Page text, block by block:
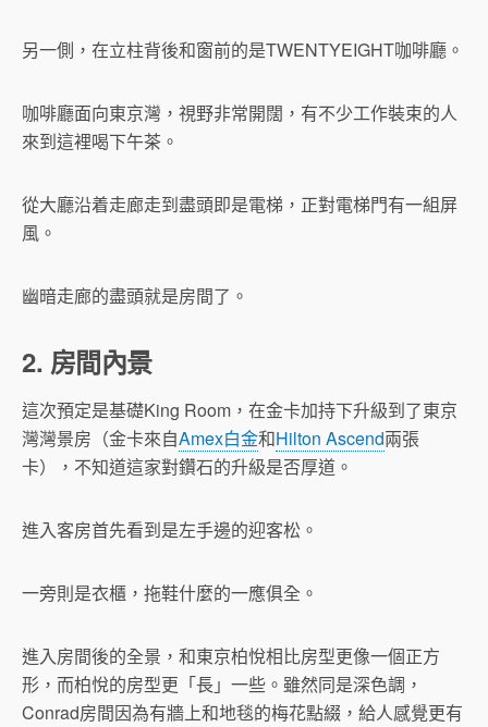
另一側，在立柱背後和窗前的是TWENTYEIGHT咖啡廳。
咖啡廳面向東京灣，視野非常開闊，有不少工作裝束的人
來到這裡喝下午茶。
從大廳沿着走廊走到盡頭即是電梯，正對電梯門有一組屏
風。
幽暗走廊的盡頭就是房間了。
2. 房間內景
這次預定是基礎King Room，在金卡加持下升級到了東京
灣灣景房（金卡來自Amex白金和Hilton Ascend兩張
卡），不知道這家對鑽石的升級是否厚道。
進入客房首先看到是左手邊的迎客松。
一旁則是衣櫃，拖鞋什麼的一應俱全。
進入房間後的全景，和東京柏悅相比房型更像一個正方
形，而柏悅的房型更「長」一些。雖然同是深色調，
Conrad房間因為有牆上和地毯的梅花點綴，給人感覺更有